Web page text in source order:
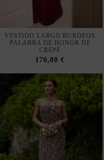
VESTIDO LARGO PALABRA
DE HONOR MARRÓN
ESTAMPADO
205,00 €